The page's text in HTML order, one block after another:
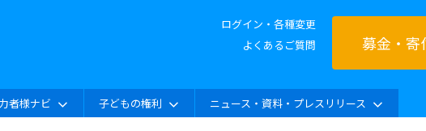
ログイン・各種変更
よくあるご質問
募金・寄
者様ナビ 子どもの権利 ニュース・資料・プレスリリース